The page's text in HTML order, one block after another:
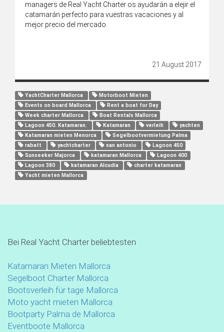
managers de Real Yacht Charter os ayudarán a elejir el
catamarán perfecto para vuestras vacaciones y al
mejor precio del mercado.
21 August 2017
YachtCharter Mallorca
Motorboot Mieten
Events on board Mallorca
Rent a boat for Day
Week charter Mallorca
Boat Rentals Mallorca
Lagoon 450. Katamaran.
Katamaran verleih
yachten
Katamaran mieten Menorca
Segelbootvermietung Palma
rabatt
yachtcharter san antonio
Lagoon 450
Sunseeker Majorca
katamaran Mallorca
Lagoon 400
Lagoon 380
katamaran Alcudia
charter katamaran
Yacht mieten Mallorca
Bei Real Yacht Charter beliebtesten
Katamaran Mieten Mallorca
Segelboot Charter Mallorca
Bootsverleih für tage Mallorca
Moto yacht mieten Mallorca
Bootparty Palma de Mallorca
Eventboote Mallorca